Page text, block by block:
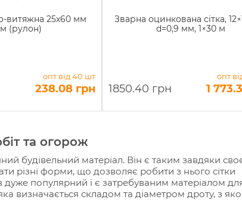
витяжна 25х60 мм
(рулон)
опт від 40 шт
238.08 грн
Зварна оцинкована сітка,
d=0,9 мм, 1×30 м
1850.40 грн
опт
1
та огорож
будівельний матеріал. Він є таким завдяки
різні форми, що дозволяє робити з нього сітки
популярний і є затребуваним матеріалом
визначається складом та діаметром дроту, з